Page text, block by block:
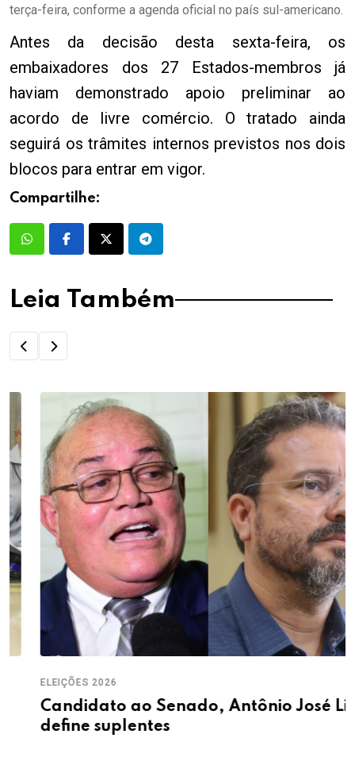
terça-feira, conforme a agenda oficial no país sul-americano.
Antes da decisão desta sexta-feira, os
embaixadores dos 27 Estados-membros já
haviam demonstrado apoio preliminar ao
acordo de livre comércio. O tratado ainda
seguirá os trâmites internos previstos nos dois
blocos para entrar em vigor.
Compartilhe:
Leia Também
ELEIÇÕES 2026
Candidato ao Senado, Antônio José Lira
define suplentes